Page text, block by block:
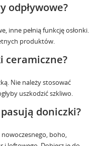
odpływowe?
inne pełnią funkcję osłonki.
produktów.
ceramiczne?
Nie należy stosować
uszkodzić szkliwo.
doniczki?
boho,